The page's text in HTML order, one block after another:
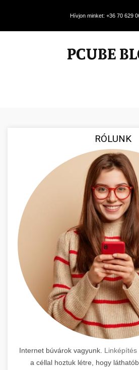
Hívjon minket: +36 70 629
RÓLUNK
Internet búvárok vagyunk. Linképítés
a céllal hoztuk létre, hogy